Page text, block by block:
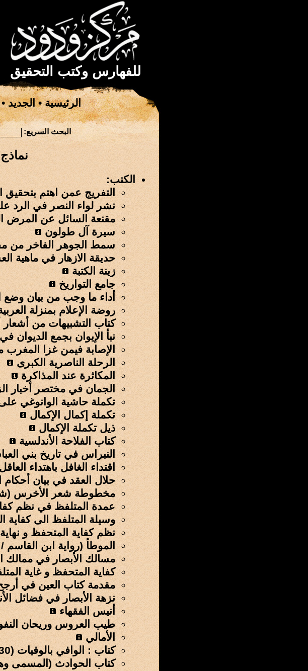
للفهارس وكتب التحقيق
الرئيسية•الجديد
البحث السريع:
الكتب:
التفريج عمن اهتم بتحقيق
نشر لواء النصر في الرد
مقنعة السائل عن المرض
سيرة آل طولون
سمط الجوهر الفاخر من
حديقة الازهار في ماهية
زينة الكتبة
جامع التواريخ
أداء ما وجب من بيان
روضة الإعلام بمنزلة
كتاب التشبيهات من
نبأ الإيوان بجمع الديوان
الإصابة فيمن غزا المغرب
الرحلة الناصرية الكبرى
المكاثرة عند المذاكرة
الجمان في مختصر أخبار
تكملة حاشية الوانوغي
تكملة إكمال الإكمال
ذيل تكملة الإكمال
كتاب الفلاحة الأندلسية
النبراس في تاريخ بني
اقتداء الغافل باهتداء العاقل
حلال العقد في بيان أحكام
مخطوطة شعر الأخرس
عمدة المتلفظ في نظم
وسيلة المتلفظ الى كفاية
نظم كفاية المتحفظ و
الموطأ (رواية ابن
مسالك الأبصار في ممالك
كفاية المتحفظ و غاية
مقدمة كتاب العين في
نزهة الأبصار في فضائل
أنيس الفقهاء
طيب العروس وريحان
الأمالي
كتاب : الوافي بالوفيات (30 مجلدا + مجلدا الفهارس "32/31 ")
كتاب الحوادث (المسمى